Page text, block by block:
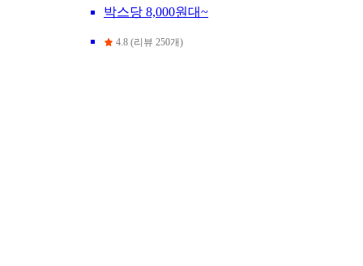
박스당 8,000원대~
4.8 (리뷰 250개)